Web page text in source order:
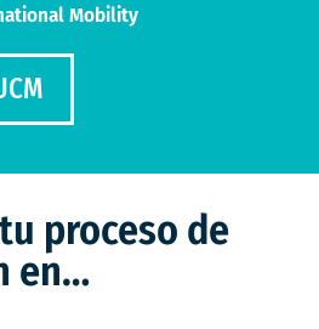
Mobility
proceso de
en…